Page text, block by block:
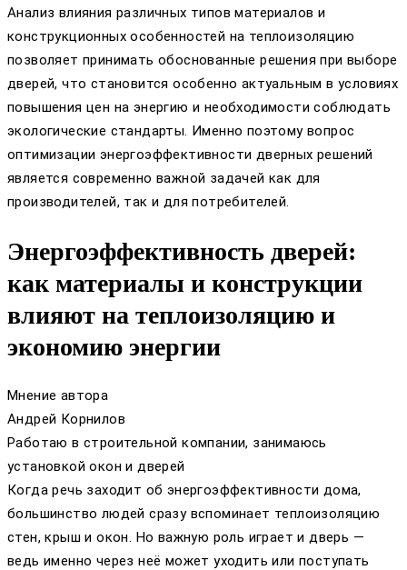
Анализ влияния различных типов материалов и
конструкционных особенностей на теплоизоляцию
позволяет принимать обоснованные решения при выборе
дверей, что становится особенно актуальным в условиях
повышения цен на энергию и необходимости соблюдать
экологические стандарты. Именно поэтому вопрос
оптимизации энергоэффективности дверных решений
является современно важной задачей как для
производителей, так и для потребителей.
Энергоэффективность дверей:
как материалы и конструкции
влияют на теплоизоляцию и
экономию энергии
Мнение автора
Андрей Корнилов
Работаю в строительной компании, занимаюсь
установкой окон и дверей
Когда речь заходит об энергоэффективности дома,
большинство людей сразу вспоминает теплоизоляцию
стен, крыш и окон. Но важную роль играет и дверь —
ведь именно через неё может уходить или поступать